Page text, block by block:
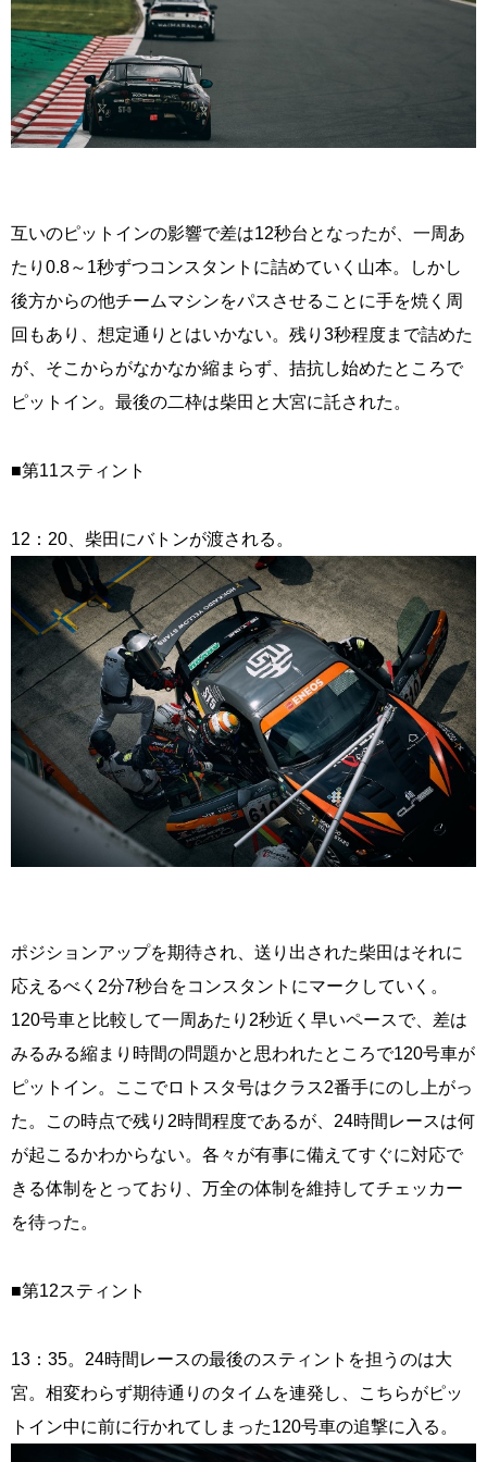
互いのピットインの影響で差は12秒台となったが、一周あ
たり0.8～1秒ずつコンスタントに詰めていく山本。しかし
後方からの他チームマシンをパスさせることに手を焼く周
回もあり、想定通りとはいかない。残り3秒程度まで詰めた
が、そこからがなかなか縮まらず、拮抗し始めたところで
ピットイン。最後の二枠は柴田と大宮に託された。
■第11スティント
12：20、柴田にバトンが渡される。
ポジションアップを期待され、送り出された柴田はそれに
応えるべく2分7秒台をコンスタントにマークしていく。
120号車と比較して一周あたり2秒近く早いペースで、差は
みるみる縮まり時間の問題かと思われたところで120号車が
ピットイン。ここでロトスタ号はクラス2番手にのし上がっ
た。この時点で残り2時間程度であるが、24時間レースは何
が起こるかわからない。各々が有事に備えてすぐに対応で
きる体制をとっており、万全の体制を維持してチェッカー
を待った。
■第12スティント
13：35。24時間レースの最後のスティントを担うのは大
宮。相変わらず期待通りのタイムを連発し、こちらがピッ
トイン中に前に行かれてしまった120号車の追撃に入る。